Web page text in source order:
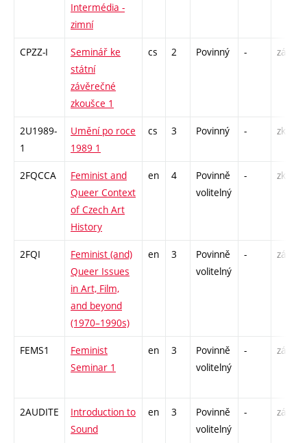
Intermédia -
zimní
CPZZ-I
Seminář ke
státní
závěrečné
zkoušce 1
cs 2 Povinný - zá
2U1989-
1
Umění po roce
1989 1
cs 3 Povinný - zk
2FQCCA
Feminist and
Queer Context
of Czech Art
History
en 4
Povinně
volitelný
- zk
2FQI
Feminist (and)
Queer Issues
in Art, Film,
and beyond
(1970–1990s)
en 3
Povinně
volitelný
- zá
FEMS1
Feminist
Seminar 1
en 3
Povinně
volitelný
- zá
2AUDITE
Introduction to
Sound
en 3
Povinně
volitelný
- zá